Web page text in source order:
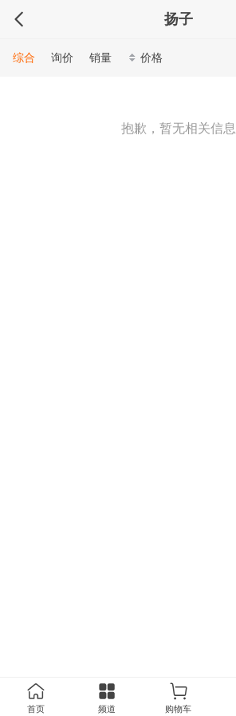
扬子
综合 询价 销量 价格
抱歉，暂无相关信息
首页 频道 购物车